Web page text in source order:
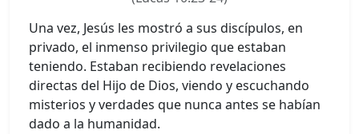
Una vez, Jesús les mostró a sus discípulos, en
privado, el inmenso privilegio que estaban
teniendo. Estaban recibiendo revelaciones
directas del Hijo de Dios, viendo y escuchando
misterios y verdades que nunca antes se habían
dado a la humanidad.